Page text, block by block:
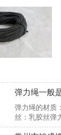
弹力绳一般
弹力绳的材质
丝：乳胶丝弹